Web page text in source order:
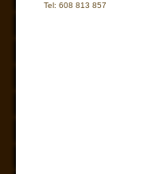
Tel: 608 813 857